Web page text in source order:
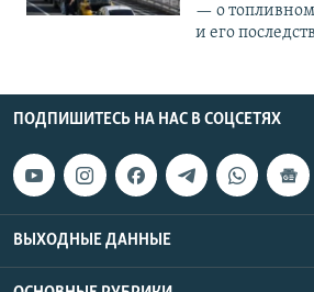
— о топливном
и его
ПОДПИШИТЕСЬ НА НАС В СОЦСЕТЯХ
ВЫХОДНЫЕ ДАННЫЕ